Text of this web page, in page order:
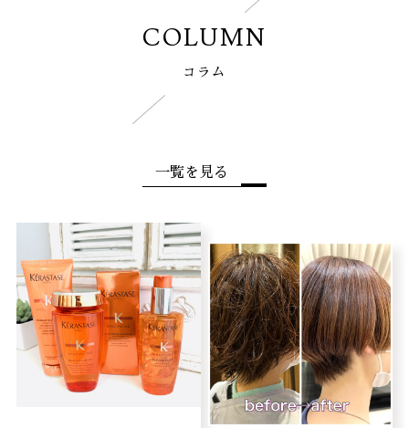
COLUMN
コラム
一覧を見る